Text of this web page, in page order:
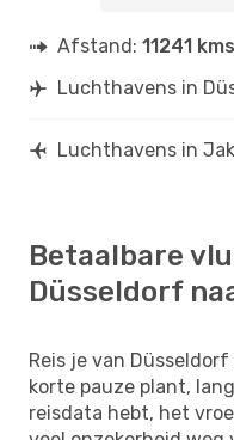
Afstand: 11241 kms
Luchthavens in
Luchthavens in
Betaalbare
Düsseldorf
Reis je van
korte pauze plant,
reisdata hebt, het